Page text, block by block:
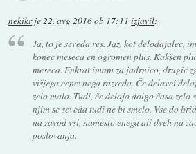
nekikrje22. avg 2016 ob 17:11 izjavil:
Ja, to je seveda res. Jaz, kot delodajalec,
konec meseca en ogromen plus. Kakšen
meseca. Enkrat imam za jadrnico, drugič
višjega cenevnega razreda. Če delavci
zelo malo. Tudi, če delajo dolgo časa zelo
njim se seveda tudi ne bi smelo. Vse do
na zavod vsi, namesto enega ali dveh na
poslovanja.